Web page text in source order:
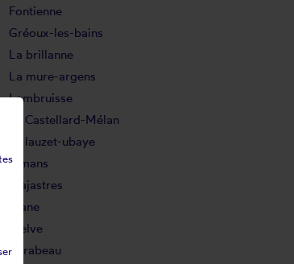
Fontienne
Gréoux-les-bains
La brillanne
La mure-argens
Lambruisse
Le Castellard-Mélan
Le lauzet-ubaye
Limans
Majastres
Mane
Melve
Mirabeau